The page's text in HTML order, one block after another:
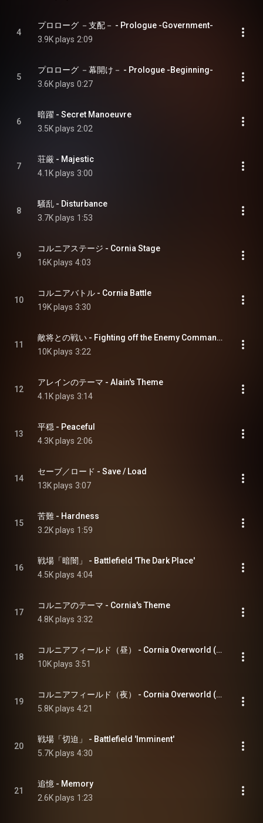
4
プロローグ －支配－ - Prologue -Government-
3.9K plays 2:09
5
プロローグ －幕開け－ - Prologue -Beginning-
3.6K plays 0:27
6
暗躍 - Secret Manoeuvre
3.5K plays 2:02
7
荘厳 - Majestic
4.1K plays 3:00
8
騒乱 - Disturbance
3.7K plays 1:53
9
コルニアステージ - Cornia Stage
16K plays 4:03
10
コルニアバトル - Cornia Battle
19K plays 3:30
11
敵将との戦い - Fighting off the Enemy Commander
10K plays 3:22
12
アレインのテーマ - Alain's Theme
4.1K plays 3:14
13
平穏 - Peaceful
4.3K plays 2:06
14
セーブ／ロード - Save / Load
13K plays 3:07
15
苦難 - Hardness
3.2K plays 1:59
16
戦場「暗闇」 - Battlefield 'The Dark Place'
4.5K plays 4:04
17
コルニアのテーマ - Cornia's Theme
4.8K plays 3:32
18
コルニアフィールド（昼） - Cornia Overworld (Day)
10K plays 3:51
19
コルニアフィールド（夜） - Cornia Overworld (Night)
5.8K plays 4:21
20
戦場「切迫」 - Battlefield 'Imminent'
5.7K plays 4:30
21
追憶 - Memory
2.6K plays 1:23